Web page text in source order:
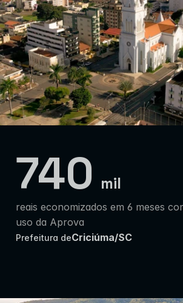
740 mil
reais economizados em 6 meses
uso da Aprova
Prefeitura deCriciúma/SC